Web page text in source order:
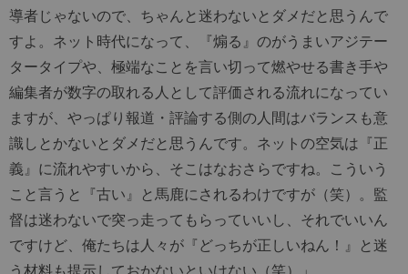
導者じゃないので、ちゃんと迷わないとダメだと思うんで
すよ。ネット時代になって、『煽る』のがうまいアジテー
タータイプや、極端なことを言い切って燃やせる書き手や
編集者が数字の取れる人として評価される流れになってい
ますが、やっぱり報道・評論する側の人間はバランスも意
識しとかないとダメだと思うんです。ネットの空気は『正
義』に流れやすいから、そこはなおさらですね。こういう
こと言うと『古い』と馬鹿にされるわけですが（笑）。監
督は迷わないで突っ走ってもらっていいし、それでいいん
ですけど、俺たちは人々が『どっちが正しいねん！』と迷
う材料も提示しておかないといけない（笑）」